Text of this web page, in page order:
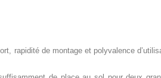
rapidité de montage et polyvalence